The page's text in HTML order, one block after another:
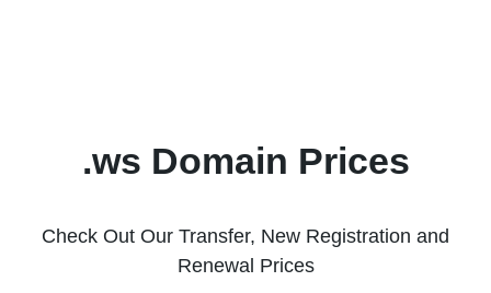
.ws Domain Prices
Check Out Our Transfer, New Registration and
Renewal Prices